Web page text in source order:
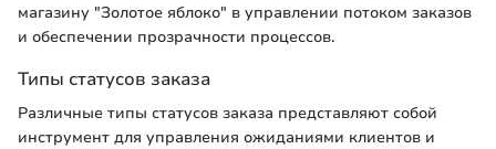
магазину "Золотое яблоко" в управлении потоком заказов
и обеспечении прозрачности процессов.
Типы статусов заказа
Различные типы статусов заказа представляют собой
инструмент для управления ожиданиями клиентов и